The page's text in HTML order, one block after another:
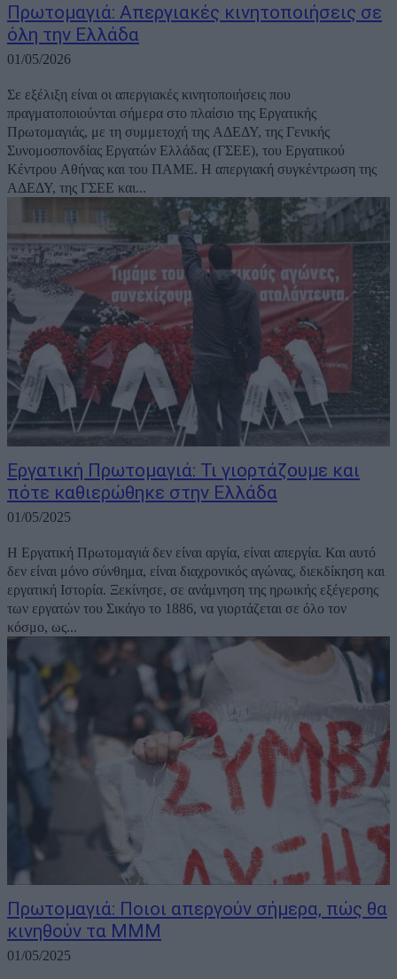
Πρωτομαγιά: Απεργιακές κινητοποιήσεις σε
όλη την Ελλάδα
01/05/2026
Σε εξέλιξη είναι οι απεργιακές κινητοποιήσεις που
πραγματοποιούνται σήμερα στο πλαίσιο της Εργατικής
Πρωτομαγιάς, με τη συμμετοχή της ΑΔΕΔΥ, της Γενικής
Συνομοσπονδίας Εργατών Ελλάδας (ΓΣΕΕ), του Εργατικού
Κέντρου Αθήνας και του ΠΑΜΕ. Η απεργιακή συγκέντρωση της
ΑΔΕΔΥ, της ΓΣΕΕ και...
Εργατική Πρωτομαγιά: Τι γιορτάζουμε και
πότε καθιερώθηκε στην Ελλάδα
01/05/2025
Η Εργατική Πρωτομαγιά δεν είναι αργία, είναι απεργία. Και αυτό
δεν είναι μόνο σύνθημα, είναι διαχρονικός αγώνας, διεκδίκηση και
εργατική Ιστορία. Ξεκίνησε, σε ανάμνηση της ηρωικής εξέγερσης
των εργατών του Σικάγο το 1886, να γιορτάζεται σε όλο τον
κόσμο, ως...
Πρωτομαγιά: Ποιοι απεργούν σήμερα, πώς θα
κινηθούν τα ΜΜΜ
01/05/2025